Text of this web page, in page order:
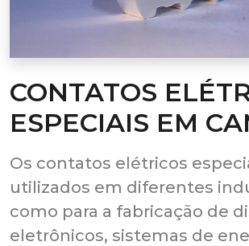
CONTATOS
ESPECIAIS EM
Os contatos elétricos
utilizados em diferentes
como para a fabricação de
eletrônicos, sistemas de